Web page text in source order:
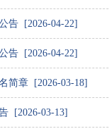
告 [2026-04-22]
告 [2026-04-22]
简章 [2026-03-18]
[2026-03-13]